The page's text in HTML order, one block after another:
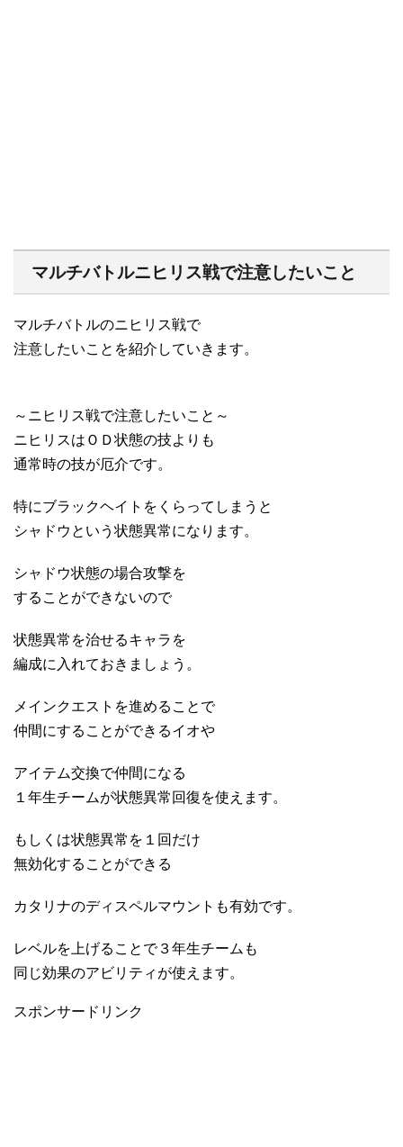
マルチバトルニヒリス戦で注意したいこと
マルチバトルのニヒリス戦で
注意したいことを紹介していきます。
～ニヒリス戦で注意したいこと～
ニヒリスはＯＤ状態の技よりも
通常時の技が厄介です。
特にブラックヘイトをくらってしまうと
シャドウという状態異常になります。
シャドウ状態の場合攻撃を
することができないので
状態異常を治せるキャラを
編成に入れておきましょう。
メインクエストを進めることで
仲間にすることができるイオや
アイテム交換で仲間になる
１年生チームが状態異常回復を使えます。
もしくは状態異常を１回だけ
無効化することができる
カタリナのディスペルマウントも有効です。
レベルを上げることで３年生チームも
同じ効果のアビリティが使えます。
スポンサードリンク